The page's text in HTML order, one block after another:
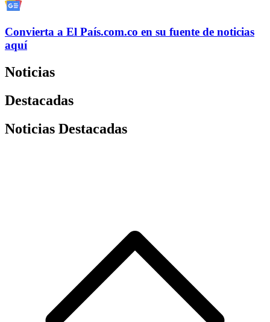
Convierta a El País.com.co en su fuente de noticias
aquí
Noticias
Destacadas
Noticias Destacadas